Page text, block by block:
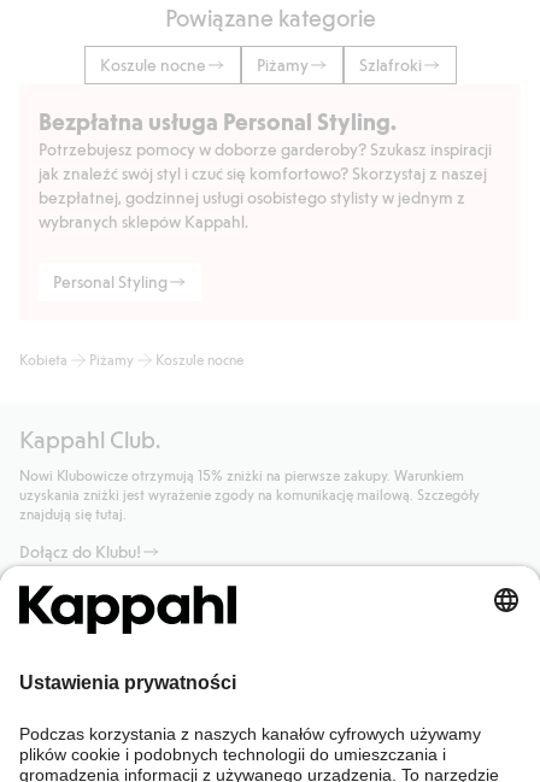
Powiązane kategorie
Koszule nocne Piżamy Szlafroki
Bezpłatna usługa Personal Styling.
Potrzebujesz pomocy w doborze garderoby? Szukasz inspiracji
jak znaleźć swój styl i czuć się komfortowo? Skorzystaj z naszej
bezpłatnej, godzinnej usługi osobistego stylisty w jednym z
wybranych sklepów Kappahl.
Personal Styling
Kobieta Piżamy Koszule nocne
Kappahl Club.
Nowi Klubowicze otrzymują 15% zniżki na pierwsze zakupy. Warunkiem
uzyskania zniżki jest wyrażenie zgody na komunikację mailową. Szczegóły
znajdują się tutaj.
Dołącz do Klubu!